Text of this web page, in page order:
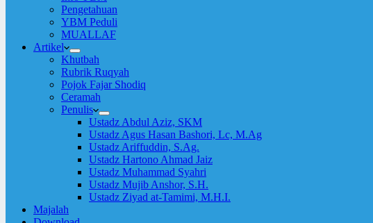
Pengetahuan
YBM Peduli
MUALLAF
Artikel
Khutbah
Rubrik Ruqyah
Pojok Fajar Shodiq
Ceramah
Penulis
Ustadz Abdul Aziz, SKM
Ustadz Agus Hasan Bashori, Lc, M.Ag
Ustadz Ariffuddin, S.Ag.
Ustadz Hartono Ahmad Jaiz
Ustadz Muhammad Syahri
Ustadz Mujib Anshor, S.H.
Ustadz Ziyad at-Tamimi, M.H.I.
Majalah